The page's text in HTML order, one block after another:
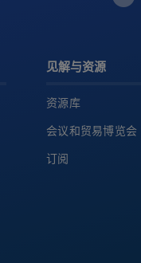
见解与资源
资源库
会议和贸易博览会
订阅